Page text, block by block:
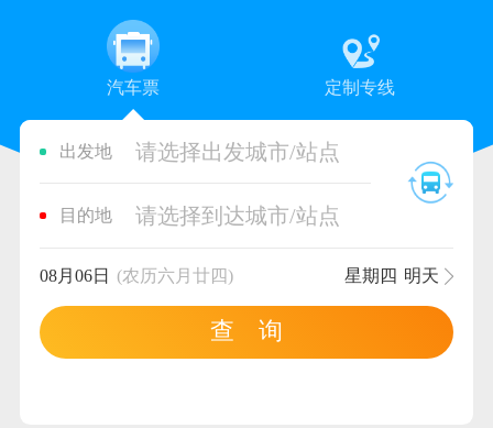
汽车票 定制专线
出发地 请选择出发城市/站点
目的地 请选择到达城市/站点
08月06日 (农历六月廿四) 星期四 明天
查 询